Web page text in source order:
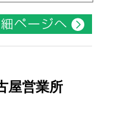
屋営業所